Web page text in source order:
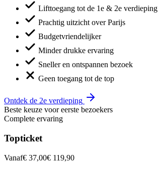
Lifttoegang tot de 1e & 2e verdieping
Prachtig uitzicht over Parijs
Budgetvriendelijker
Minder drukke ervaring
Sneller en ontspannen bezoek
Geen toegang tot de top
Ontdek de 2e verdieping
Beste keuze voor eerste bezoekers
Complete ervaring
Topticket
Vanaf€ 37,00€ 119,90